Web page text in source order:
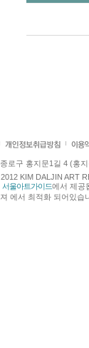
로구 홍지문1길 4 (홍
KIM DALJIN ART
서울아트가이드에서 제공
에서 최적화 되어있